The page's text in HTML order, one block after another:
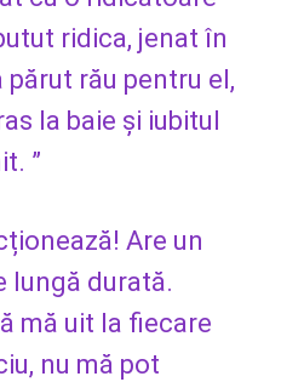
ridica, jenat în
rău pentru el,
la baie și iubitul
”
Are un
lungă durată.
mă uit la fiecare
nu mă pot